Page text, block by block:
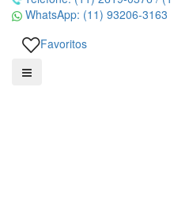
WhatsApp: (11) 93206-3163
Favoritos